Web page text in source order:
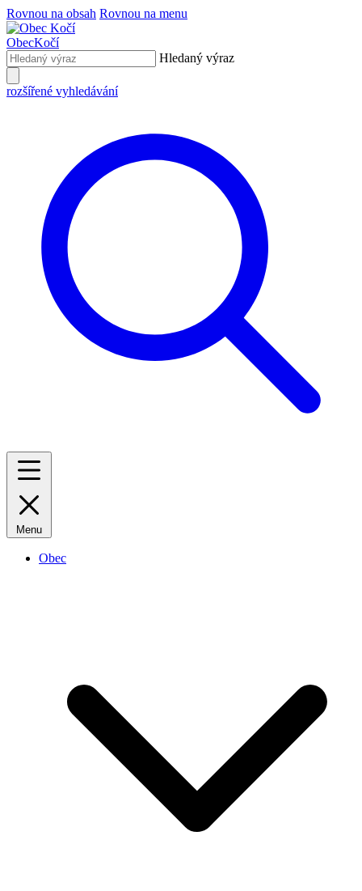
Rovnou na obsah Rovnou na menu
ObecKočí
Hledaný výraz
rozšířené vyhledávání
Menu
Obec